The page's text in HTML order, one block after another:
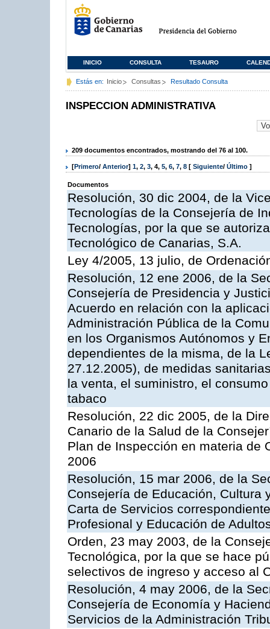
INICIO CONSULTA TESAURO
Estás en: Inicio Consultas Resultado Consulta
INSPECCION ADMINISTRATIVA
209 documentos encontrados, mostrando del 76 al 100.
[Primero/ Anterior] 1, 2, 3, 4, 5, 6, 7, 8 [ Siguiente/ Último ]
Documentos
Resolución, 30 dic 2004, de la
Tecnologías de la Consejería de
Tecnologías, por la que se
Tecnológico de Canarias, S.A.
Ley 4/2005, 13 julio, de
Resolución, 12 ene 2006, de la
Consejería de Presidencia y
Acuerdo en relación con la
Administración Pública de la
en los Organismos Autónomos y
dependientes de la misma, de la
27.12.2005), de medidas
la venta, el suministro, el
tabaco
Resolución, 22 dic 2005, de la
Canario de la Salud de la
Plan de Inspección en materia de
2006
Resolución, 15 mar 2006, de la
Consejería de Educación, Cultura
Carta de Servicios
Profesional y Educación de
Orden, 23 may 2003, de la
Tecnológica, por la que se hace
selectivos de ingreso y acceso al
Resolución, 4 may 2006, de la
Consejería de Economía y
Servicios de la Administración